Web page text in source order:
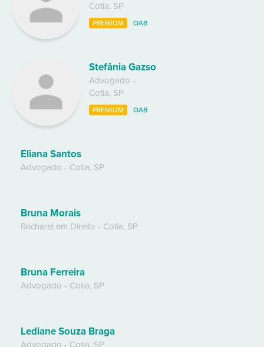
Cotia, SP
PREMIUM OAB
Stefânia Gazso
Advogado -
Cotia, SP
PREMIUM OAB
Eliana Santos
Advogado - Cotia, SP
Bruna Morais
Bacharel em Direito - Cotia, SP
Bruna Ferreira
Advogado - Cotia, SP
Lediane Souza Braga